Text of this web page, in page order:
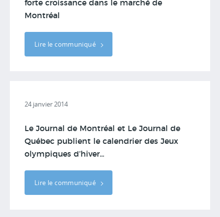
forte croissance dans le marché de
Montréal
Lire le communiqué
24 janvier 2014
Le Journal de Montréal et Le Journal de
Québec publient le calendrier des Jeux
olympiques d’hiver...
Lire le communiqué